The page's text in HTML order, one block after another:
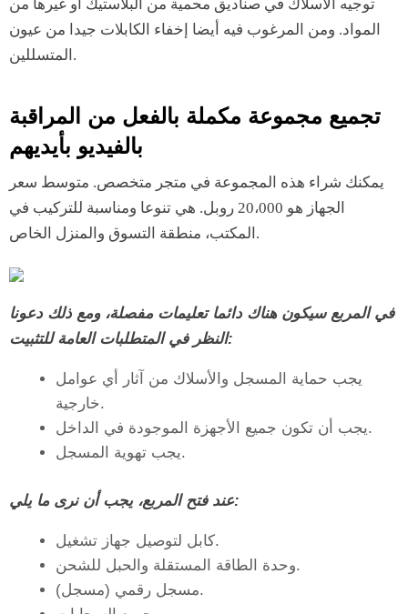
توجيه الأسلاك في صناديق محمية من البلاستيك أو غيرها من
المواد. ومن المرغوب فيه أيضا إخفاء الكابلات جيدا من عيون
المتسللين.
تجميع مجموعة مكملة بالفعل من المراقبة
بالفيديو بأيديهم
يمكنك شراء هذه المجموعة في متجر متخصص. متوسط ​​سعر
الجهاز هو 20،000 روبل. هي تنوعا ومناسبة للتركيب في
المكتب، منطقة التسوق والمنزل الخاص.
في المربع سيكون هناك دائما تعليمات مفصلة، ​​ومع ذلك دعونا
النظر في المتطلبات العامة للتثبيت:
يجب حماية المسجل والأسلاك من آثار أي عوامل
خارجية.
يجب أن تكون جميع الأجهزة الموجودة في الداخل.
يجب تهوية المسجل.
عند فتح المربع، يجب أن نرى ما يلي:
كابل لتوصيل جهاز تشغيل.
وحدة الطاقة المستقلة والحبل للشحن.
مسجل رقمي (مسجل).